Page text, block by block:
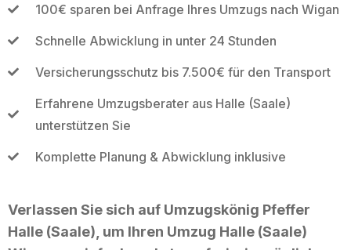
100€ sparen bei Anfrage Ihres Umzugs nach Wigan
Schnelle Abwicklung in unter 24 Stunden
Versicherungsschutz bis 7.500€ für den Transport
Erfahrene Umzugsberater aus Halle (Saale)
unterstützen Sie
Komplette Planung & Abwicklung inklusive
Verlassen Sie sich auf Umzugskönig Pfeffer
Halle (Saale), um Ihren Umzug Halle (Saale)